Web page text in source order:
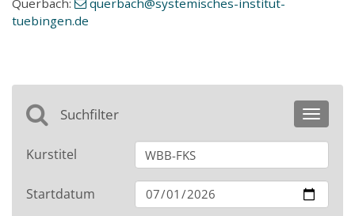
tuebingen.de